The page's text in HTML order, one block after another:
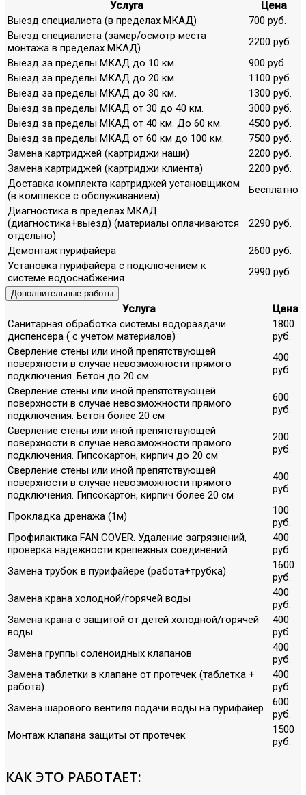
Услуга
Цена
Выезд специалиста (в пределах МКАД)
700 руб.
Выезд специалиста (замер/осмотр места
монтажа в пределах МКАД)
2200 руб.
Выезд за пределы МКАД до 10 км.
900 руб.
Выезд за пределы МКАД до 20 км.
1100 руб.
Выезд за пределы МКАД до 30 км.
1300 руб.
Выезд за пределы МКАД от 30 до 40 км.
3000 руб.
Выезд за пределы МКАД от 40 км. До 60 км.
4500 руб.
Выезд за пределы МКАД от 60 км до 100 км.
7500 руб.
Замена картриджей (картриджи наши)
2200 руб.
Замена картриджей (картриджи клиента)
2200 руб.
Доставка комплекта картриджей установщиком
(в комплексе с обслуживанием)
Бесплатно
Диагностика в пределах МКАД
(диагностика+выезд) (материалы оплачиваются
отдельно)
2290 руб.
Демонтаж пурифайера
2600 руб.
Установка пурифайера с подключением к
системе водоснабжения
2990 руб.
Дополнительные работы
Услуга
Цена
Санитарная обработка системы водораздачи
диспенсера ( с учетом материалов)
1800
руб.
Сверление стены или иной препятствующей
поверхности в случае невозможности прямого
подключения. Бетон до 20 см
400
руб.
Сверление стены или иной препятствующей
поверхности в случае невозможности прямого
подключения. Бетон более 20 см
600
руб.
Сверление стены или иной препятствующей
поверхности в случае невозможности прямого
подключения. Гипсокартон, кирпич до 20 см
200
руб.
Сверление стены или иной препятствующей
поверхности в случае невозможности прямого
подключения. Гипсокартон, кирпич более 20 см
400
руб.
Прокладка дренажа (1м)
100
руб.
Профилактика FAN COVER. Удаление загрязнений,
проверка надежности крепежных соединений
400
руб.
Замена трубок в пурифайере (работа+трубка)
1600
руб.
Замена крана холодной/горячей воды
400
руб.
Замена крана с защитой от детей холодной/горячей
воды
400
руб.
Замена группы соленоидных клапанов
400
руб.
Замена таблетки в клапане от протечек (таблетка +
работа)
400
руб.
Замена шарового вентиля подачи воды на пурифайер
600
руб.
Монтаж клапана защиты от протечек
1500
руб.
КАК ЭТО РАБОТАЕТ: